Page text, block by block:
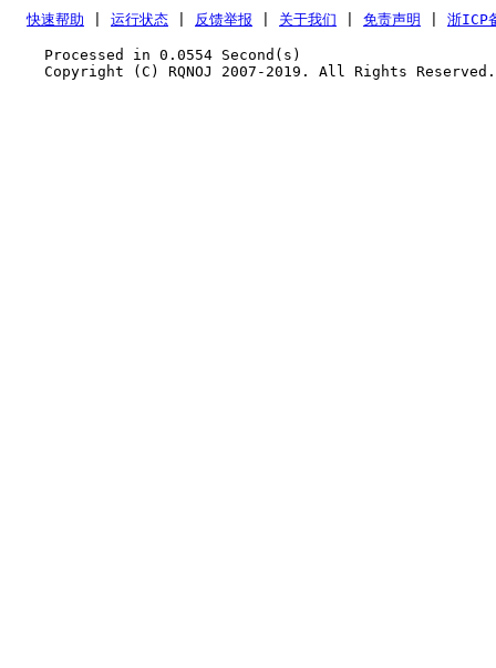
快速帮助 运行状态 反馈举报 关于我们 免责声明 浙ICP
    Processed in 0.0554	Second(s)